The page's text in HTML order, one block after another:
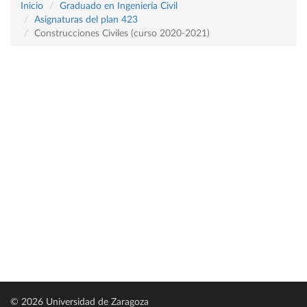
Inicio
Graduado en Ingeniería Civil
Asignaturas del plan 423
Construcciones Civiles (curso 2020-2021)
© 2026 Universidad de Zaragoza